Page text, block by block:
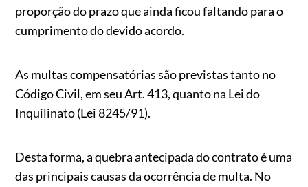
proporção do prazo que ainda ficou faltando para o
cumprimento do devido acordo.
As multas compensatórias são previstas tanto no
Código Civil, em seu Art. 413, quanto na Lei do
Inquilinato (Lei 8245/91).
Desta forma, a quebra antecipada do contrato é uma
das principais causas da ocorrência de multa. No